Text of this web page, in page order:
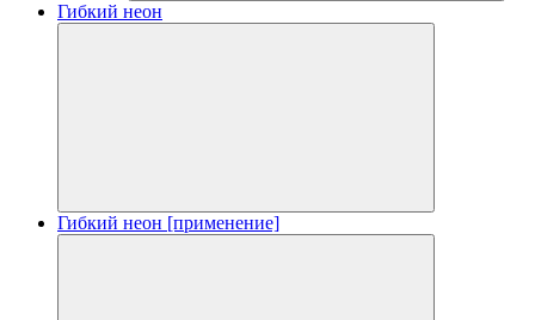
Гибкий неон
Гибкий неон [применение]